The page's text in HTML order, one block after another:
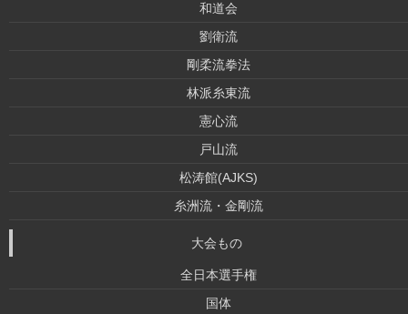
和道会
劉衛流
剛柔流拳法
林派糸東流
憲心流
戸山流
松涛館(AJKS)
糸洲流・金剛流
大会もの
全日本選手権
国体